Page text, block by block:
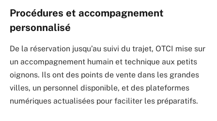
Procédures et accompagnement
personnalisé
De la réservation jusqu’au suivi du trajet, OTCI mise sur
un accompagnement humain et technique aux petits
oignons. Ils ont des points de vente dans les grandes
villes, un personnel disponible, et des plateformes
numériques actualisées pour faciliter les préparatifs.